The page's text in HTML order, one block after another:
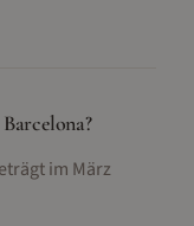
im März